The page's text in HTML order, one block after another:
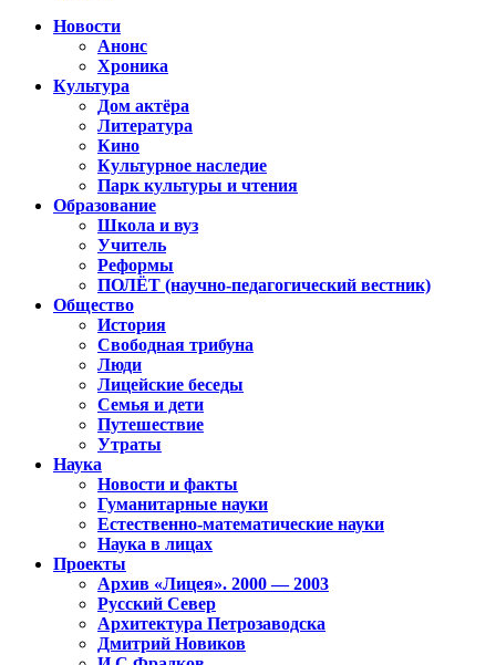
Новости
Анонс
Хроника
Культура
Дом актёра
Литература
Кино
Культурное наследие
Парк культуры и чтения
Образование
Школа и вуз
Учитель
Реформы
ПОЛЁТ (научно-педагогический вестник)
Общество
История
Свободная трибуна
Люди
Лицейские беседы
Семья и дети
Путешествие
Утраты
Наука
Новости и факты
Гуманитарные науки
Естественно-математические науки
Наука в лицах
Проекты
Архив «Лицея». 2000 — 2003
Русский Север
Архитектура Петрозаводска
Дмитрий Новиков